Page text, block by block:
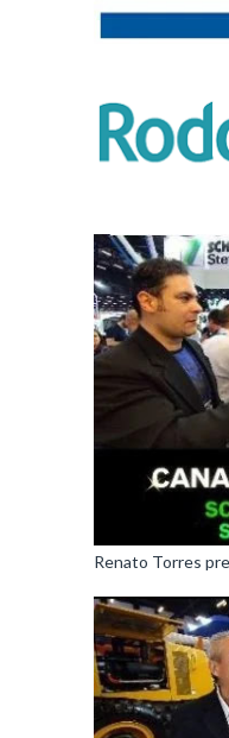
Renato Torres